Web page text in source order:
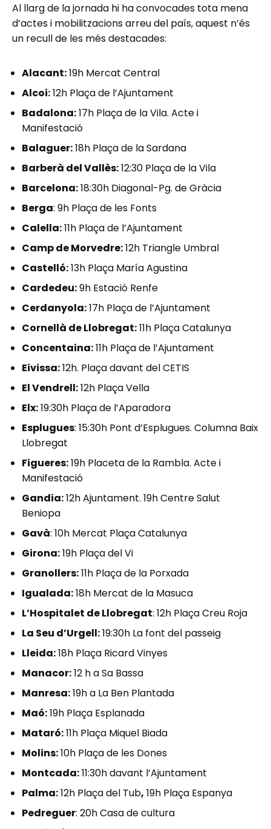
Al llarg de la jornada hi ha convocades tota mena
d’actes i mobilitzacions arreu del país, aquest n’és
un recull de les més destacades:
Alacant:19h Mercat Central
Alcoi:12h Plaça de l’Ajuntament
Badalona:17h Plaça de la Vila. Acte i
Manifestació
Balaguer:18h Plaça de la Sardana
Barberà del Vallès:12:30 Plaça de la Vila
Barcelona:18:30h Diagonal-Pg. de Gràcia
Berga: 9h Plaça de les Fonts
Calella:11h Plaça de l’Ajuntament
Camp de Morvedre:12h Triangle Umbral
Castelló:13h Plaça María Agustina
Cardedeu:9h Estació Renfe
Cerdanyola:17h Plaça de l’Ajuntament
Cornellà de Llobregat:11h Plaça Catalunya
Concentaina:11h Plaça de l’Ajuntament
Eivissa:12h. Plaça davant del CETIS
El Vendrell:12h Plaça Vella
Elx:19:30h Plaça de l’Aparadora
Esplugues: 15:30h Pont d’Esplugues. Columna Baix
Llobregat
Figueres:19h Placeta de la Rambla. Acte i
Manifestació
Gandia:12h Ajuntament. 19h Centre Salut
Beniopa
Gavà: 10h Mercat Plaça Catalunya
Girona:19h Plaça del Vi
Granollers:11h Plaça de la Porxada
Igualada:18h Mercat de la Masuca
L’Hospitalet de Llobregat: 12h Plaça Creu Roja
La Seu d’Urgell:19:30h La font del passeig
Lleida:18h Plaça Ricard Vinyes
Manacor:12 h a Sa Bassa
Manresa:19h a La Ben Plantada
Maó:19h Plaça Esplanada
Mataró:11h Plaça Miquel Biada
Molins:10h Plaça de les Dones
Montcada:11:30h davant l’Ajuntament
Palma:12h Plaça del Tub, 19h Plaça Espanya
Pedreguer: 20h Casa de cultura